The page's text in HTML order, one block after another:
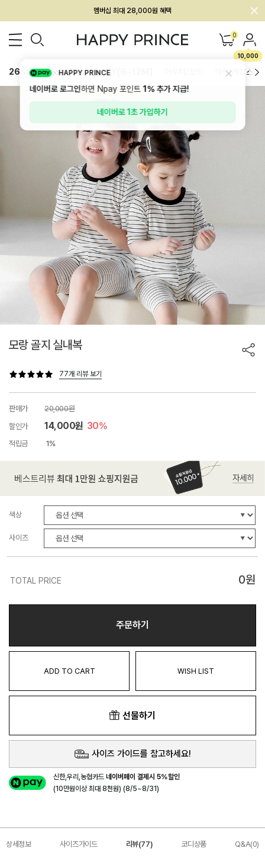
회원전용 아울렛, 가입하면 ~60% 할인!
멤버십 최대 28,000원 혜택 0
10,000
26SS 신상 BEST BABY[6~12M] 하의/레깅스
모랑 골지 실내복
77개 리뷰 보기
판매가
20,000원
할인가
14,000원 30%
적립금 1%
색상
사이즈
TOTAL PRICE 0원
주문하기
ADD TO CART WISH LIST
선물하기
사이즈 가이드를 참고하세요!
신한,우리,농협카드네이버페이 결제시 5%할인
(10만원이상 최대 8천원) (8/5~8/31)
상세정보 사이즈가이드 리뷰(77) 코디상품 Q&A(0)
HAPPY PRINCE
네이버로 로그인하면 Npay 포인트1%추가 지급!
네이버로 1초 가입하기